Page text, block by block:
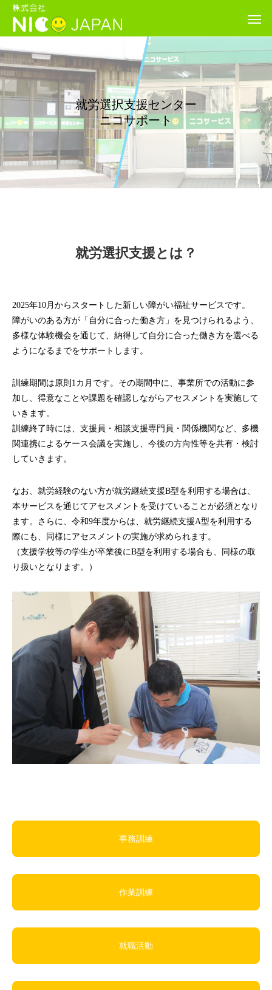
就労選択支援センター
ニコサポート
就労選択支援とは？
2025年10月からスタートした新しい障がい福祉サービスです。
障がいのある方が「自分に合った働き方」を見つけられるよう、
多様な体験機会を通じて、納得して自分に合った働き方を選べる
ようになるまでをサポートします。
訓練期間は原則1カ月です。その期間中に、事業所での活動に参
加し、得意なことや課題を確認しながらアセスメントを実施して
いきます。
訓練終了時には、支援員・相談支援専門員・関係機関など、多機
関連携によるケース会議を実施し、今後の方向性等を共有・検討
していきます。
なお、就労経験のない方が就労継続支援B型を利用する場合は、
本サービスを通じてアセスメントを受けていることが必須となり
ます。さらに、令和9年度からは、就労継続支援A型を利用する
際にも、同様にアセスメントの実施が求められます。
（支援学校等の学生が卒業後にB型を利用する場合も、同様の取
り扱いとなります。）
事務訓練
作業訓練
就職活動